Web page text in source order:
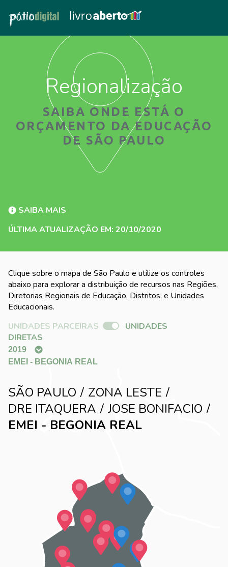
Regionalização
SAIBA ONDE ESTÁ O
ORÇAMENTO DA EDUCAÇÃO
DE SÃO PAULO
SAIBA MAIS
ÚLTIMA ATUALIZAÇÃO EM: 20/10/2020
Clique sobre o mapa de São Paulo e utilize os controles
abaixo para explorar a distribuição de recursos nas Regiões,
Diretorias Regionais de Educação, Distritos, e Unidades
Educacionais.
UNIDADES PARCEIRAS
UNIDADES
DIRETAS
SÃO PAULO
ZONA LESTE
DRE ITAQUERA
JOSE BONIFACIO
EMEI - BEGONIA REAL